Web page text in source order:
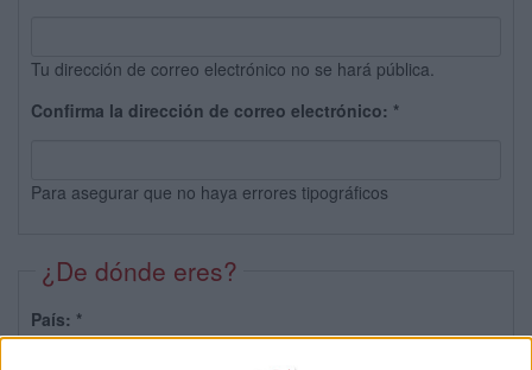
Tu dirección de correo electrónico no se hará pública.
Confirma la dirección de correo electrónico: *
Para asegurar que no haya errores tipográficos
¿De dónde eres?
País: *